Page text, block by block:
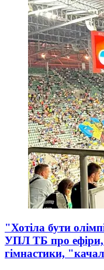
"Хотіла бути
УПЛ ТБ про ефіри,
гімнастики,